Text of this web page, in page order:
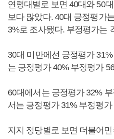
연령대별로 보면 40대와 50
보다 많았다. 40대 긍정평가
3%로 조사됐다. 부정평가는
30대 미만에선 긍정평가
는 긍정평가 40% 부정평가
60대에서는 긍정평가 32%
서는 긍정평가 31% 부정평
지지 정당별로 보면 더불어